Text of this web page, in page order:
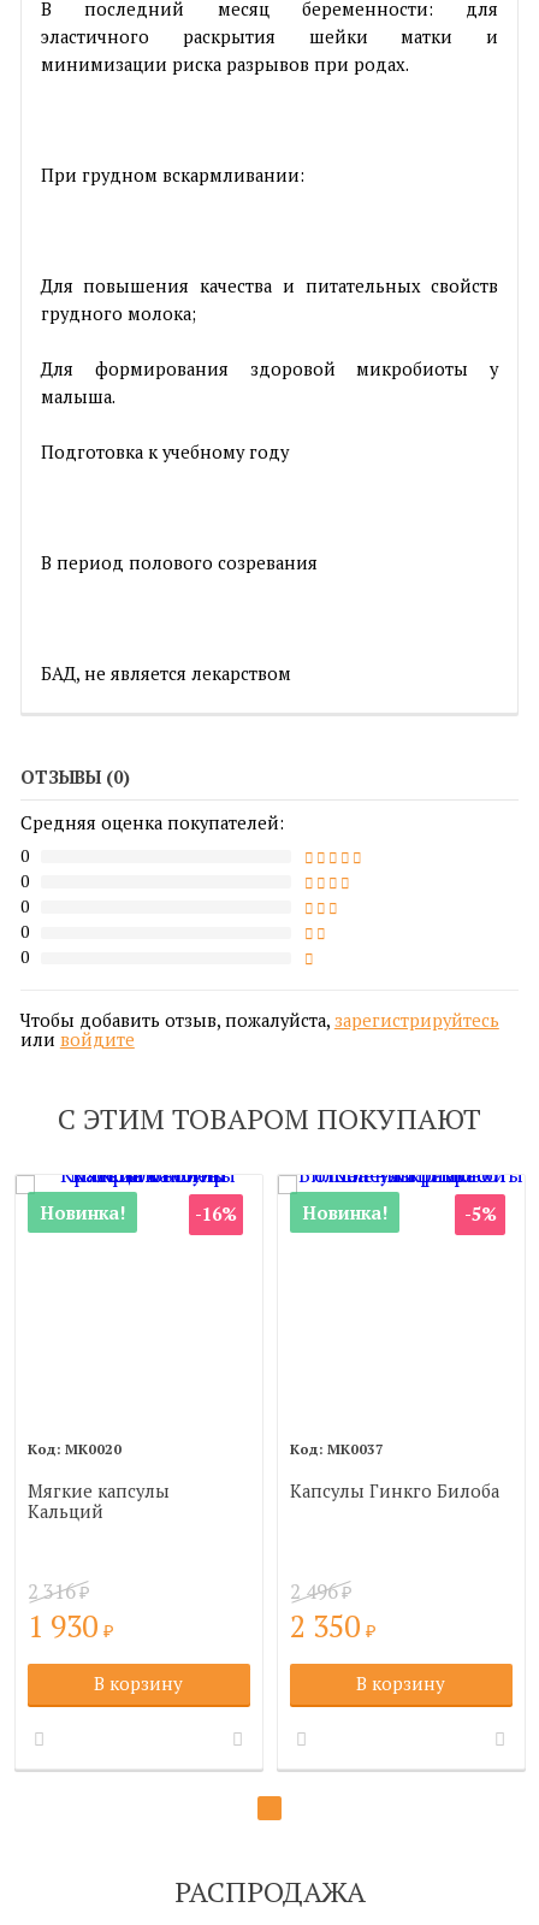
В последний месяц беременности: для
эластичного раскрытия шейки матки и
минимизации риска разрывов при родах.
При грудном вскармливании:
Для повышения качества и питательных свойств
грудного молока;
Для формирования здоровой микробиоты у
малыша.
Подготовка к учебному году
В период полового созревания
БАД, не является лекарством
ОТЗЫВЫ (0)
Средняя оценка покупателей:
0
0
0
0
0
Чтобы добавить отзыв, пожалуйста, зарегистрируйтесь
или войдите
С ЭТИМ ТОВАРОМ ПОКУПАЮТ
Новинка! -16%
МК0020
Мягкие капсулы
Кальций
2 316₽
1 930₽
В корзину
Новинка! -5%
МК0037
Капсулы Гинкго Билоба
2 496₽
2 350₽
В корзину
РАСПРОДАЖА